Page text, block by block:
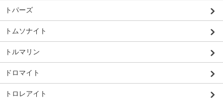
トパーズ
トムソナイト
トルマリン
ドロマイト
トロレアイト